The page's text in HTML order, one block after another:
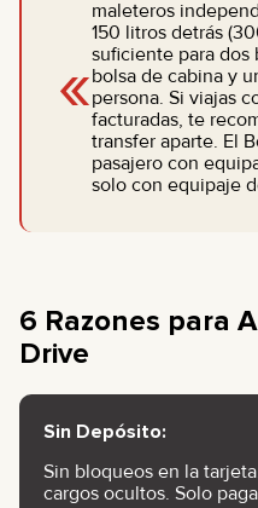
«
maleteros
150 litros detrás
suficiente para dos
bolsa de cabina y
persona. Si viajas
facturadas, te
transfer aparte. El
pasajero con
solo con equipaje
6 Razones para
Drive
Sin Depósito:
Sin bloqueos en la
cargos ocultos. Solo